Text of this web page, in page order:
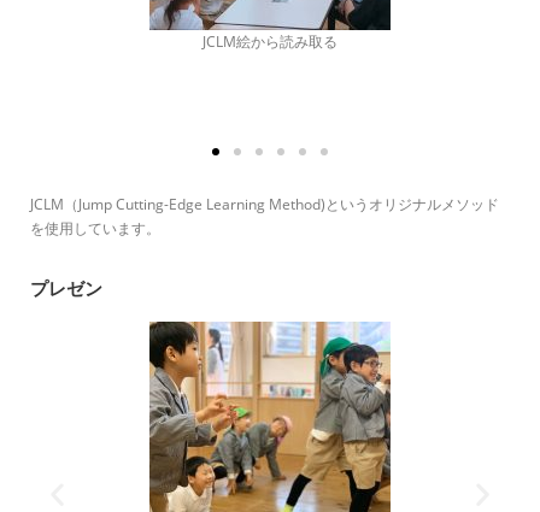
JCLM絵から読み取る
JCLM（Jump Cutting-Edge Learning Method)というオリジナルメソッド
を使用しています。
プレゼン